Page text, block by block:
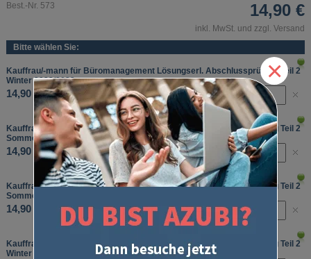
Best.-Nr. 573 14,90 €
inkl. MwSt. und zzgl. Versand
Bitte wählen Sie:
Kauffrau/-mann für Büromanagement Lösungserl. Abschlussprüfung Teil 2
Winter 2022/2023
14,90 €
Kauffrau/-mann für Büromanagement Lösungserl. Abschlussprüfung Teil 2
Sommer 2023
14,90 €
Kauffrau/-mann für Büromanagement Lösungserl. Abschlussprüfung Teil 2
Sommer 2025
14,90 €
Kauffrau/-mann für Büromanagement Lösungserl. Abschlussprüfung Teil 2
Winter 2025/2026
×